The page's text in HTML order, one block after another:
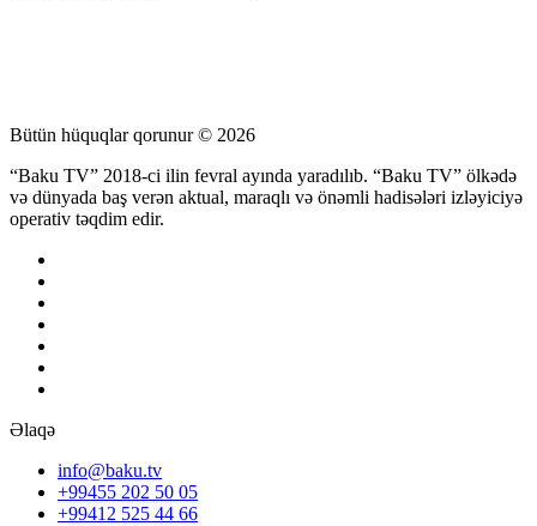
Bütün hüquqlar qorunur © 2026
“Baku TV” 2018-ci ilin fevral ayında yaradılıb. “Baku TV” ölkədə
və dünyada baş verən aktual, maraqlı və önəmli hadisələri izləyiciyə
operativ təqdim edir.
Əlaqə
info@baku.tv
+99455 202 50 05
+99412 525 44 66